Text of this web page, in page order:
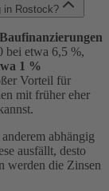
in Rostock?
bei etwa 6,5 %,
1 %
Vorteil für
mit früher eher
abhängig
ausfällt, desto
werden die Zinsen